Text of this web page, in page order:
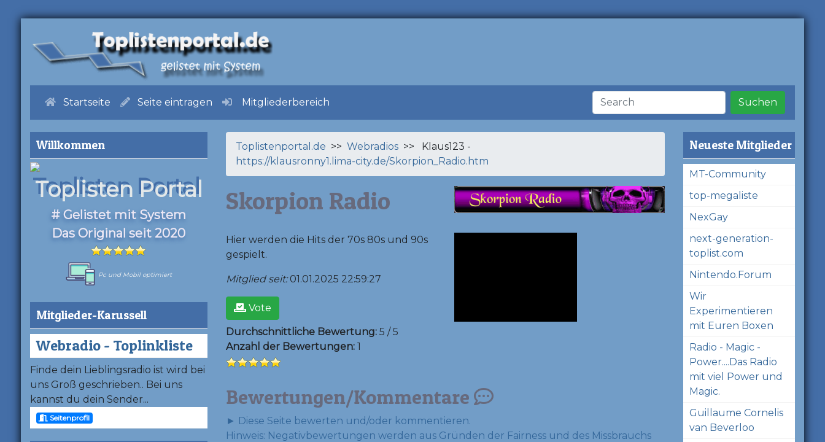
Startseite Seite eintragen Mitgliederbereich Suchen
Willkommen
Toplisten Portal
# Gelistet mit System
Das Original seit 2020
Pc und Mobil optimiert
Mitglieder-Karussell
Webradio - Toplinkliste
Finde dein Lieblingsradio ist wird bei
uns Groß geschrieben.. Bei uns
kannst du dein Sender...
Seitenprofil
Toplistenportal.de >> Webradios>> Klaus123 -
https://klausronny1.lima-city.de/Skorpion_Radio.htm
Skorpion Radio
Hier werden die Hits der 70s 80s und 90s
gespielt.
Mitglied seit:01.01.2025 22:59:27
Vote
Durchschnittliche Bewertung:5 / 5
Anzahl der Bewertungen:1
Bewertungen/Kommentare
► Diese Seite bewerten und/oder kommentieren.
Hinweis: Negativbewertungen werden aus Gründen der Fairness und des Missbrauchs
Neueste Mitglieder
MT-Community
top-megaliste
NexGay
next-generation-
toplist.com
Nintendo.Forum
Wir
Experimentieren
mit Euren Boxen
Radio - Magic -
Power....Das Radio
mit viel Power und
Magic.
Guillaume Cornelis
van Beverloo